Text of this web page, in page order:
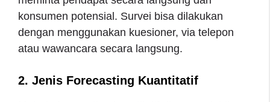
konsumen potensial. Survei bisa dilakukan
dengan menggunakan kuesioner, via telepon
atau wawancara secara langsung.
2. Jenis Forecasting Kuantitatif